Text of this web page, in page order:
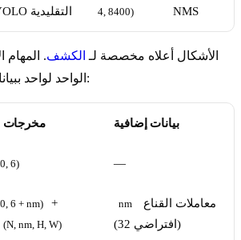
YOLO التقليدية
4, 8400)
NMS
الأشكال أعلاه مخصصة لـ الكشف.
الواحد لواحد ببيانات إضافية لكل كشف:
مخرجات بيانات إضافية
6) —
6 + nm)
+
(N, nm, H, W)
nm
(افتراضي 32)